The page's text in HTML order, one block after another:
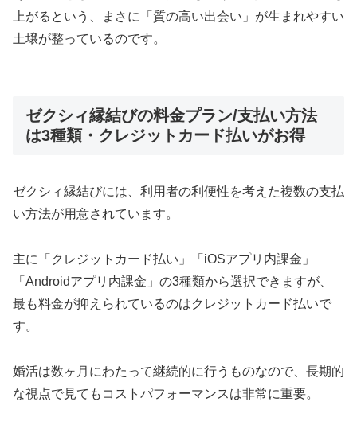
上がるという、まさに「質の高い出会い」が生まれやすい
土壌が整っているのです。
ゼクシィ縁結びの料金プラン/支払い方法
は3種類・クレジットカード払いがお得
ゼクシィ縁結びには、利用者の利便性を考えた複数の支払
い方法が用意されています。
主に「クレジットカード払い」「iOSアプリ内課金」
「Androidアプリ内課金」の3種類から選択できますが、
最も料金が抑えられているのはクレジットカード払いで
す。
婚活は数ヶ月にわたって継続的に行うものなので、長期的
な視点で見てもコストパフォーマンスは非常に重要。